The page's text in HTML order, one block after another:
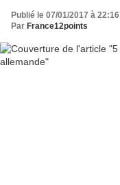
Publié le 07/01/2017 à 22:16
Par France12points